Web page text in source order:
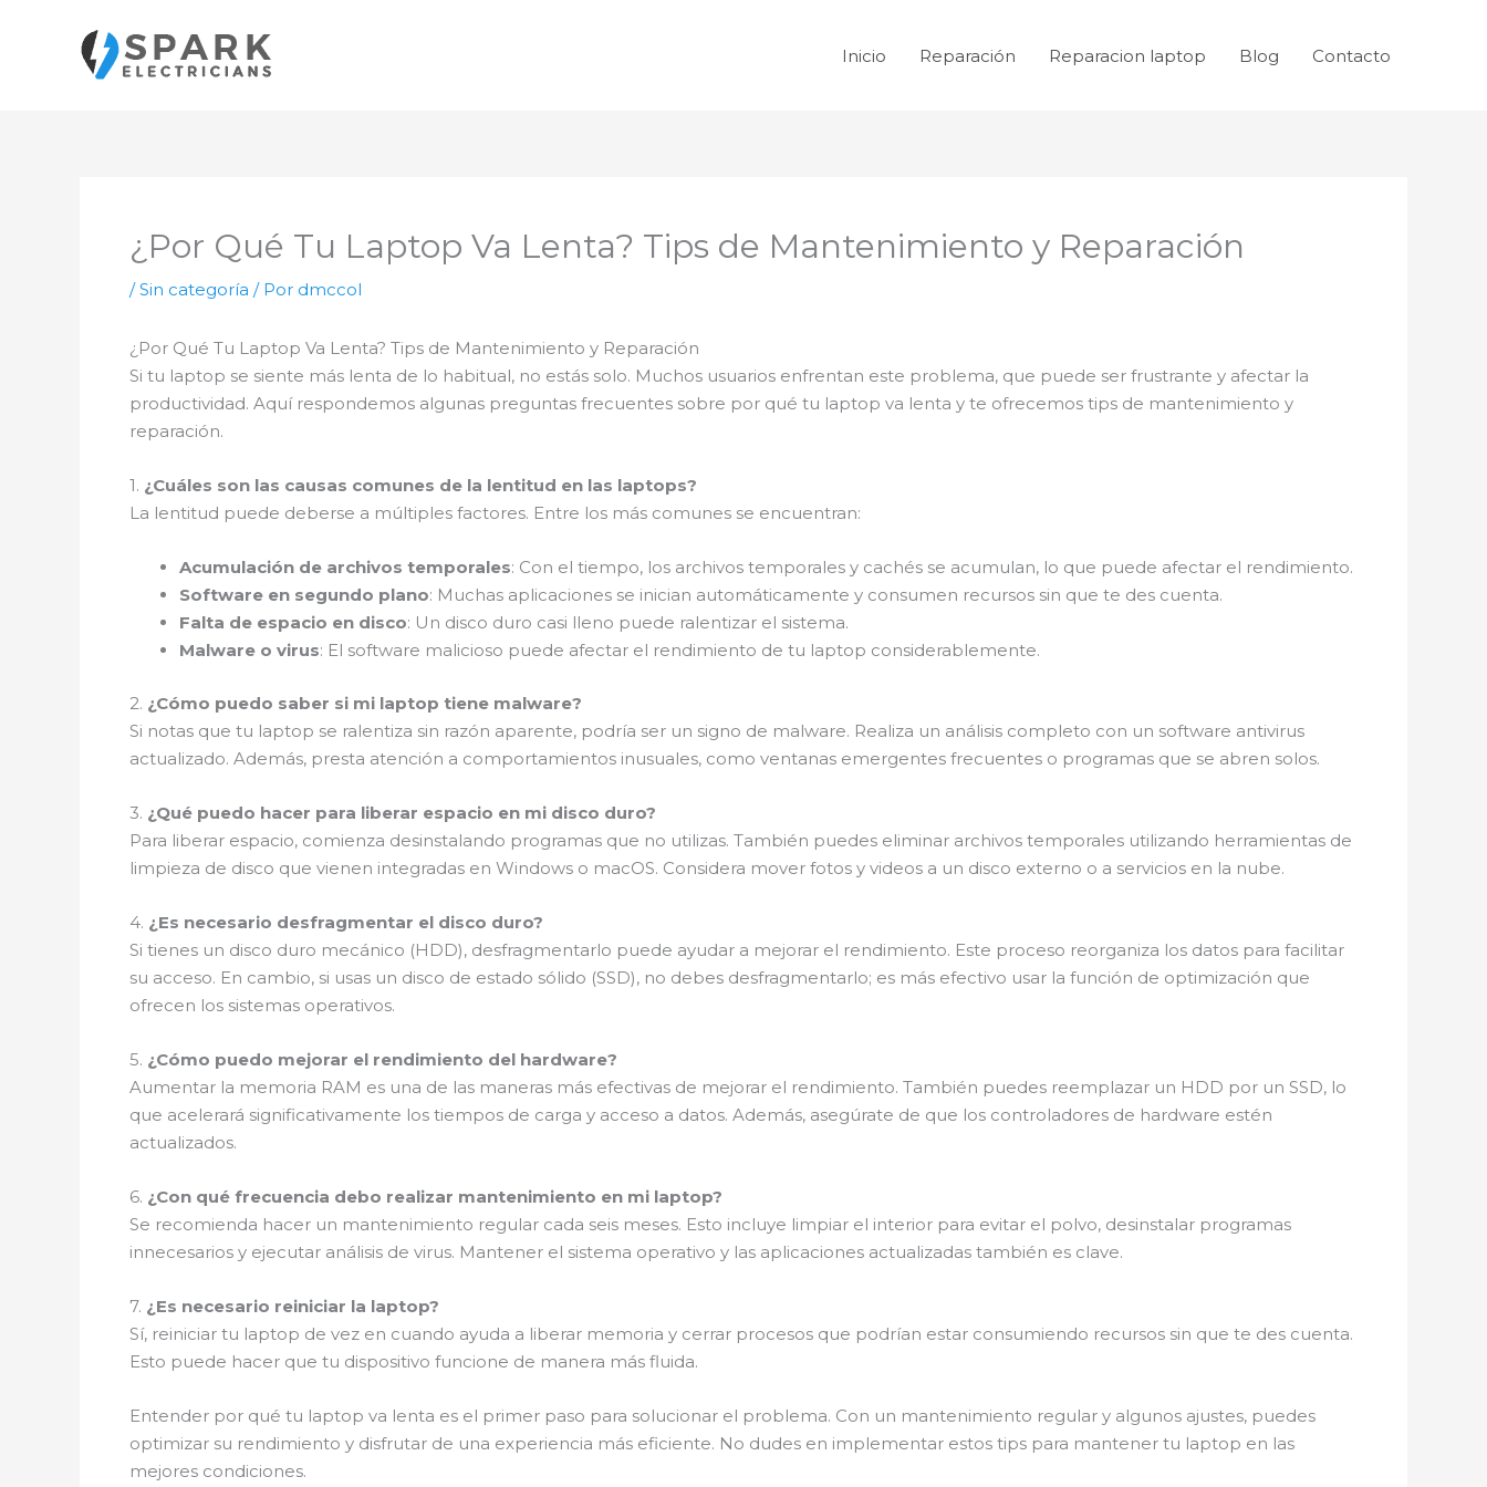
contenido
Inicio Reparación Reparacion laptop Blog Contacto
¿Por Qué Tu Laptop Va Lenta? Tips de Mantenimiento y Reparación
/Sin categoría / Por dmccol
¿Por Qué Tu Laptop Va Lenta? Tips de Mantenimiento y Reparación
Si tu laptop se siente más lenta de lo habitual, no estás solo. Muchos usuarios enfrentan este problema, que puede ser frustrante y afectar la
productividad. Aquí respondemos algunas preguntas frecuentes sobre por qué tu laptop va lenta y te ofrecemos tips de mantenimiento y
reparación.
1. ¿Cuáles son las causas comunes de la lentitud en las laptops?
La lentitud puede deberse a múltiples factores. Entre los más comunes se encuentran:
Acumulación de archivos temporales: Con el tiempo, los archivos temporales y cachés se acumulan, lo que puede afectar el rendimiento.
Software en segundo plano: Muchas aplicaciones se inician automáticamente y consumen recursos sin que te des cuenta.
Falta de espacio en disco: Un disco duro casi lleno puede ralentizar el sistema.
Malware o virus: El software malicioso puede afectar el rendimiento de tu laptop considerablemente.
2. ¿Cómo puedo saber si mi laptop tiene malware?
Si notas que tu laptop se ralentiza sin razón aparente, podría ser un signo de malware. Realiza un análisis completo con un software antivirus
actualizado. Además, presta atención a comportamientos inusuales, como ventanas emergentes frecuentes o programas que se abren solos.
3. ¿Qué puedo hacer para liberar espacio en mi disco duro?
Para liberar espacio, comienza desinstalando programas que no utilizas. También puedes eliminar archivos temporales utilizando herramientas de
limpieza de disco que vienen integradas en Windows o macOS. Considera mover fotos y videos a un disco externo o a servicios en la nube.
4. ¿Es necesario desfragmentar el disco duro?
Si tienes un disco duro mecánico (HDD), desfragmentarlo puede ayudar a mejorar el rendimiento. Este proceso reorganiza los datos para facilitar
su acceso. En cambio, si usas un disco de estado sólido (SSD), no debes desfragmentarlo; es más efectivo usar la función de optimización que
ofrecen los sistemas operativos.
5. ¿Cómo puedo mejorar el rendimiento del hardware?
Aumentar la memoria RAM es una de las maneras más efectivas de mejorar el rendimiento. También puedes reemplazar un HDD por un SSD, lo
que acelerará significativamente los tiempos de carga y acceso a datos. Además, asegúrate de que los controladores de hardware estén
actualizados.
6. ¿Con qué frecuencia debo realizar mantenimiento en mi laptop?
Se recomienda hacer un mantenimiento regular cada seis meses. Esto incluye limpiar el interior para evitar el polvo, desinstalar programas
innecesarios y ejecutar análisis de virus. Mantener el sistema operativo y las aplicaciones actualizadas también es clave.
7. ¿Es necesario reiniciar la laptop?
Sí, reiniciar tu laptop de vez en cuando ayuda a liberar memoria y cerrar procesos que podrían estar consumiendo recursos sin que te des cuenta.
Esto puede hacer que tu dispositivo funcione de manera más fluida.
Entender por qué tu laptop va lenta es el primer paso para solucionar el problema. Con un mantenimiento regular y algunos ajustes, puedes
optimizar su rendimiento y disfrutar de una experiencia más eficiente. No dudes en implementar estos tips para mantener tu laptop en las
mejores condiciones.